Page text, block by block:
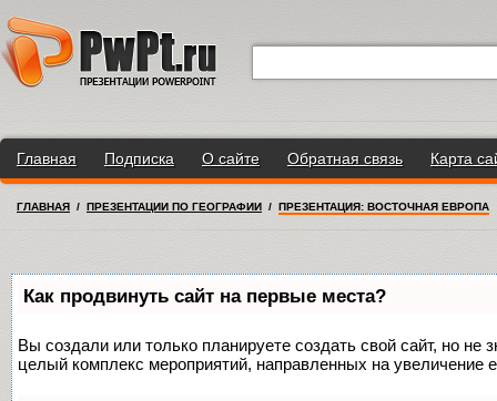
Главная Подписка О сайте Обратная связь Карта
ГЛАВНАЯ / ПРЕЗЕНТАЦИИ ПО ГЕОГРАФИИ / ПРЕЗЕНТАЦИЯ: ВОСТОЧНАЯ ЕВРОПА
Как продвинуть сайт на первые места?
Вы создали или только планируете создать свой сайт, но не
целый комплекс мероприятий, направленных на увеличение